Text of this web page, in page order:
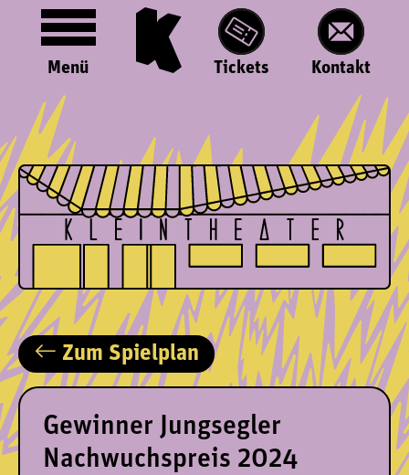
Menü Tickets Kontakt
Zum Spielplan
Gewinner Jungsegler
Nachwuchspreis 2024